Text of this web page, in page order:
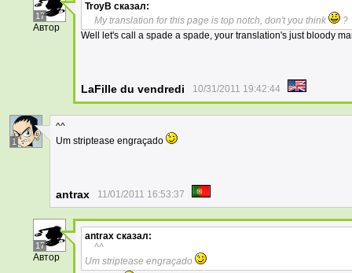
17
Автор
TroyB сказал:
My translation for this page is top notch, don't you think
?
Well let's call a spade a spade, your translation's just bloody
LaFille du vendredi 10/31/2011 19:42:44
1
^^
Um striptease engraçado
antrax 11/01/2011 16:53:37
17
Автор
antrax сказал:
^^
Um striptease engraçado